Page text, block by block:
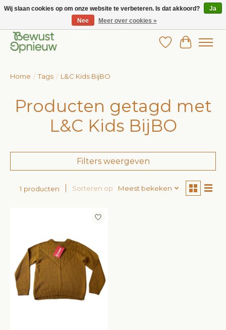
Wij bieden het grootste aanbod in betaalbare kinderkleding!
Verlanglijst
Home / Tags / L&C Kids BijBO
Producten getagd met
L&C Kids BijBO
Filters weergeven
1 producten Sorteren op Meest bekeken
Wij slaan cookies op om onze website te verbeteren. Is dat akkoord?
Ja
Nee
Meer over cookies »